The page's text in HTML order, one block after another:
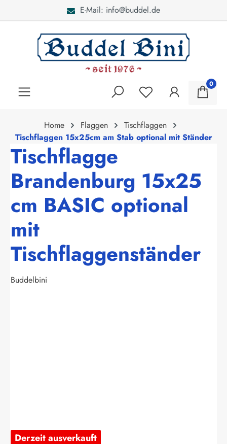
E-Mail: info@buddel.de
0
Home Flaggen
Tischflaggen
Tischflaggen 15x25cm am Stab optional mit Ständer
Tischflagge
Brandenburg 15x25
cm BASIC optional
mit
Tischflaggenständer
Buddelbini
Derzeit ausverkauft